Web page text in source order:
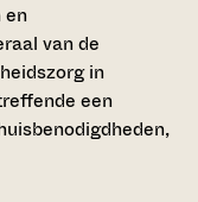
en
van de
in
een